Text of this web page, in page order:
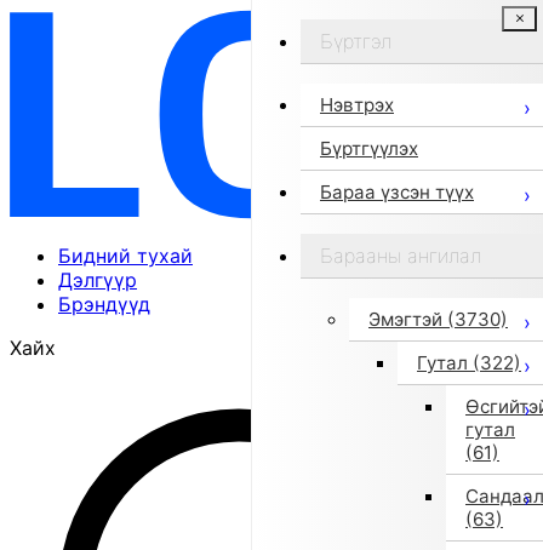
Бидний тухай
Дэлгүүр
Брэндүүд
Хайх
Бүртгэл
Нэвтрэх
Бүртгүүлэх
Бараа үзсэн түүх
Барааны ангилал
Эмэгтэй (3730)
Гутал (322)
гутал
(61)
Сандаал
(63)